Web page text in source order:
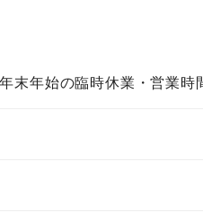
末年始の臨時休業・営業時